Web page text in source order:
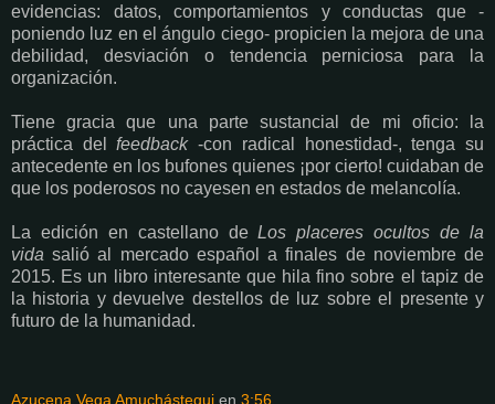
evidencias: datos, comportamientos y conductas que -
poniendo luz en el ángulo ciego- propicien la mejora de una
debilidad, desviación o tendencia perniciosa para la
organización.
Tiene gracia que una parte sustancial de mi oficio: la
práctica delfeedback-con radical honestidad-, tenga su
antecedente en los bufones quienes ¡por cierto! cuidaban de
que los poderosos no cayesen en estados de melancolía.
La edición en castellano deLos placeres ocultos de la
vidasalió al mercado español a finales de noviembre de
2015. Es un libro interesante que hila fino sobre el tapiz de
la historia y devuelve destellos de luz sobre el presente y
futuro de la humanidad.
Azucena Vega Amuchástegui en 3:56